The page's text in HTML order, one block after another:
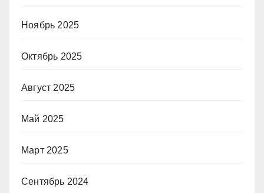
Ноябрь 2025
Октябрь 2025
Август 2025
Май 2025
Март 2025
Сентябрь 2024